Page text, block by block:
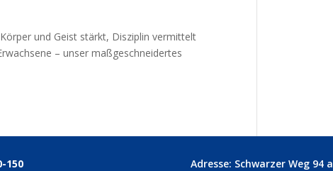
und Geist stärkt, Disziplin vermittelt
– unser maßgeschneidertes
150
Adresse: Schwarzer Weg 94 a